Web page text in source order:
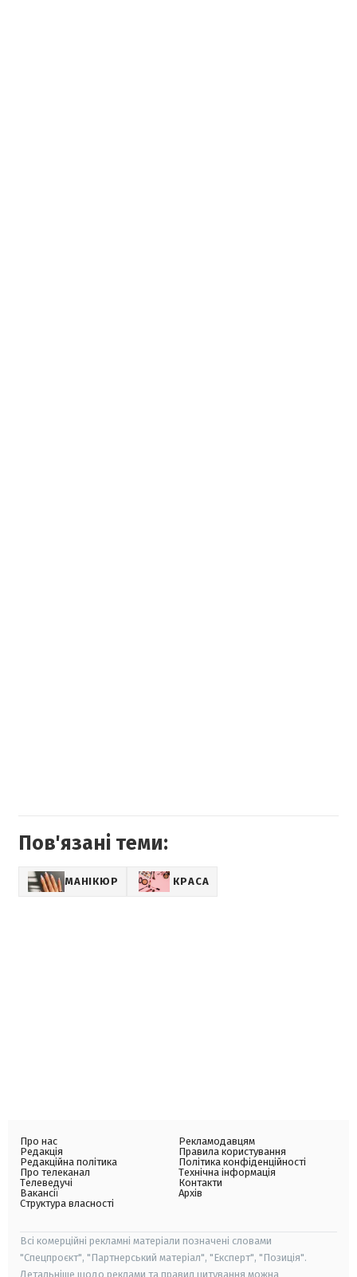
Пов'язані теми:
МАНІКЮР КРАСА
Про нас
Редакція
Редакційна політика
Про телеканал
Телеведучі
Вакансії
Структура власності
Рекламодавцям
Правила користування
Політика конфіденційності
Технічна інформація
Контакти
Архів
Всі комерційні рекламні матеріали позначені словами
"Спецпроєкт", "Партнерський матеріал", "Експерт", "Позиція".
Детальніше щодо реклами та правил цитування можна